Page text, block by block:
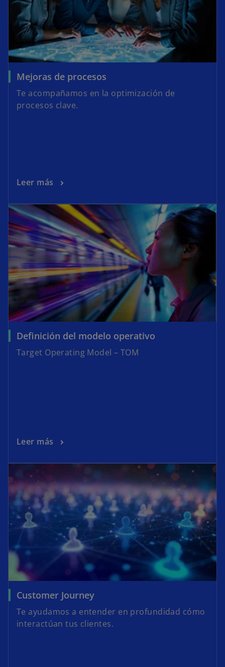
Mejoras de procesos
Te acompañamos en la optimización de
procesos clave.
Leer más
Definición del modelo operativo
Target Operating Model – TOM
Leer más
Customer Journey
Te ayudamos a entender en profundidad cómo
interactúan tus clientes.